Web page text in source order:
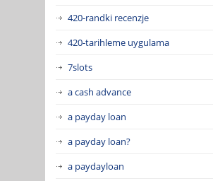
420-randki recenzje
420-tarihleme uygulama
7slots
a cash advance
a payday loan
a payday loan?
a paydayloan